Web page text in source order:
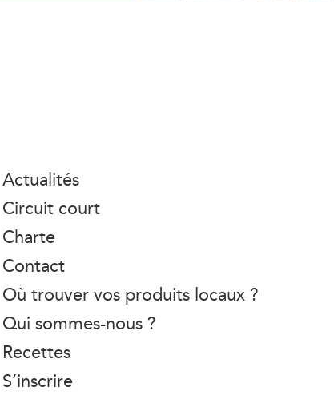
Actualités
Circuit court
Charte
Contact
Où trouver vos produits locaux ?
Qui sommes-nous ?
Recettes
S’inscrire